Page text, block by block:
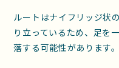
ルートはナイフリッジ状
り立っているため、足を
落する可能性があります。